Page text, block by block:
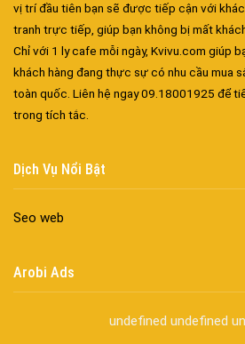
vị trí đầu tiên bạn sẽ được tiếp cận với
tranh trực tiếp, giúp bạn không bị mất
Chỉ với 1 ly cafe mỗi ngày, Kvivu.com giúp
khách hàng đang thực sự có nhu cầu mua
toàn quốc. Liên hệ ngay 09.18001925 để
trong tích tắc.
Dịch Vụ Nổi Bật
Seo web
Arobi Ads
undefined undefined
Đa dạng màu sắc cửa nhôm – Tối
Cửa nhôm kín nước kín khí – Bình yên
Cửa nhôm cách âm – Sự yên bình
Cửa nhôm xếp trượt – Kết nối
Cửa nhôm trượt view lớn – Nâng
Cửa sổ trượt đứng – Điểm nhấn